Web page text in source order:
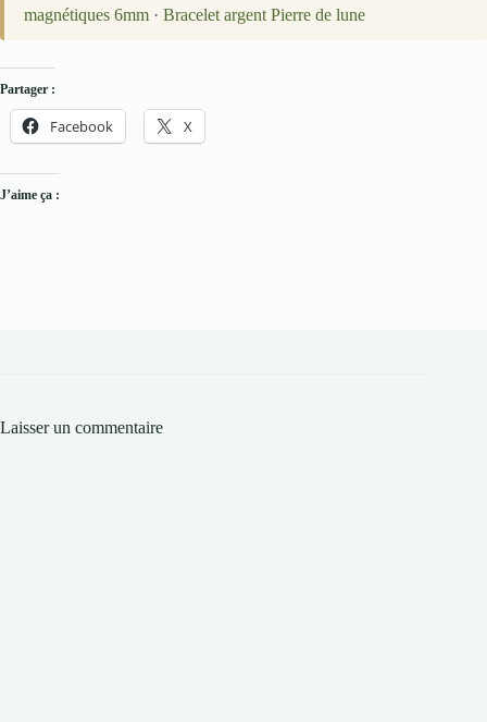
magnétiques 6mm · Bracelet argent Pierre de lune
Partager :
Facebook X
J’aime ça :
Laisser un commentaire